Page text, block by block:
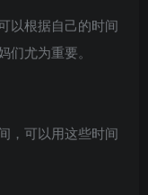
以根据自己的时间
们尤为重要。
，可以用这些时间